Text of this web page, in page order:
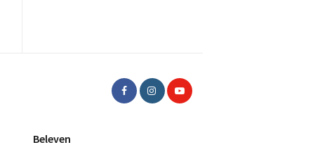
Beleven